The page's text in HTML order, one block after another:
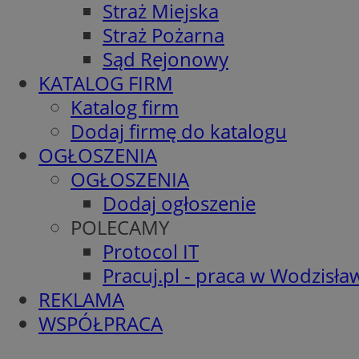
Straż Miejska
Straż Pożarna
Sąd Rejonowy
KATALOG FIRM
Katalog firm
Dodaj firmę do katalogu
OGŁOSZENIA
OGŁOSZENIA
Dodaj ogłoszenie
POLECAMY
Protocol IT
Pracuj.pl - praca w
REKLAMA
WSPÓŁPRACA